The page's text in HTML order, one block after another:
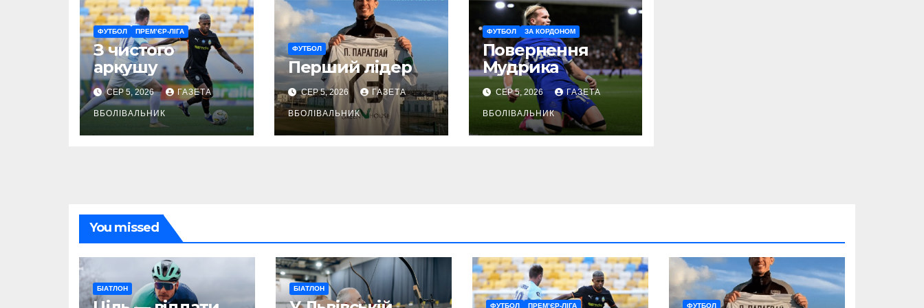
ФУТБОЛ ПРЕМ’ЄР-ЛІГА
З чистого
аркушу
СЕР 5, 2026 ГАЗЕТА
ВБОЛІВАЛЬНИК
ФУТБОЛ
Перший лідер
СЕР 5, 2026 ГАЗЕТА
ВБОЛІВАЛЬНИК
ФУТБОЛ ЗА КОРДОНОМ
Повернення
Мудрика
СЕР 5, 2026 ГАЗЕТА
ВБОЛІВАЛЬНИК
You missed
БІАТЛОН БІАТЛОН
ФУТБОЛ ПРЕМ’ЄР-ЛІГА ФУТБОЛ